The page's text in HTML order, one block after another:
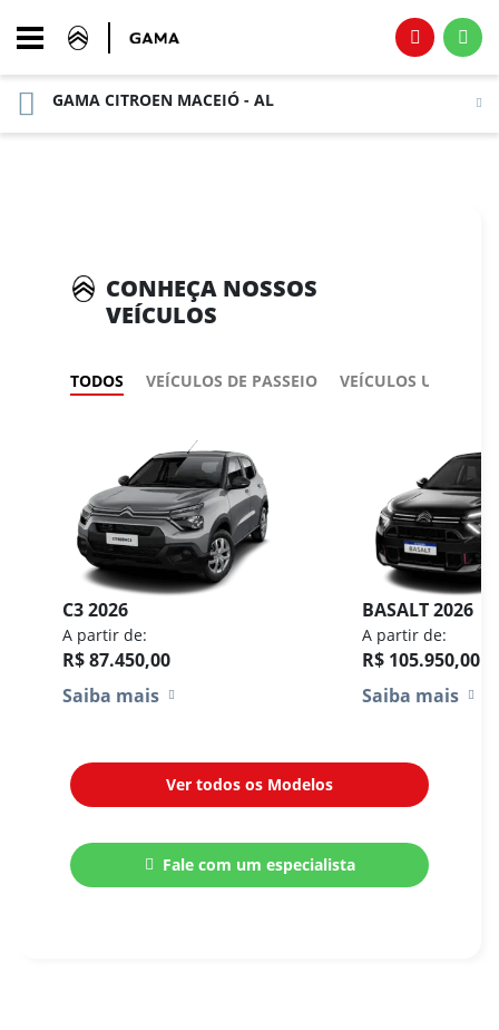
GAMA CITROEN MACEIÓ - AL
CONHEÇA NOSSOS
VEÍCULOS
TODOS VEÍCULOS DE PASSEIO VEÍCULOS
C3 2026
A partir de:
R$ 87.450,00
Saiba mais
BASALT 2026
A partir de:
R$ 105.950,00
Saiba mais
Ver todos os Modelos
Fale com um especialista